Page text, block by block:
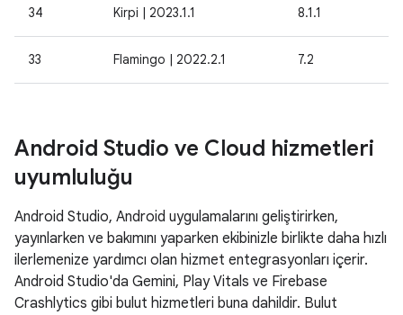
34 Kirpi | 2023.1.1 8.1.1
33 Flamingo | 2022.2.1 7.2
Android Studio ve Cloud hizmetleri
uyumluluğu
Android Studio, Android uygulamalarını geliştirirken,
yayınlarken ve bakımını yaparken ekibinizle birlikte daha hızlı
ilerlemenize yardımcı olan hizmet entegrasyonları içerir.
Android Studio'da Gemini, Play Vitals ve Firebase
Crashlytics gibi bulut hizmetleri buna dahildir. Bulut